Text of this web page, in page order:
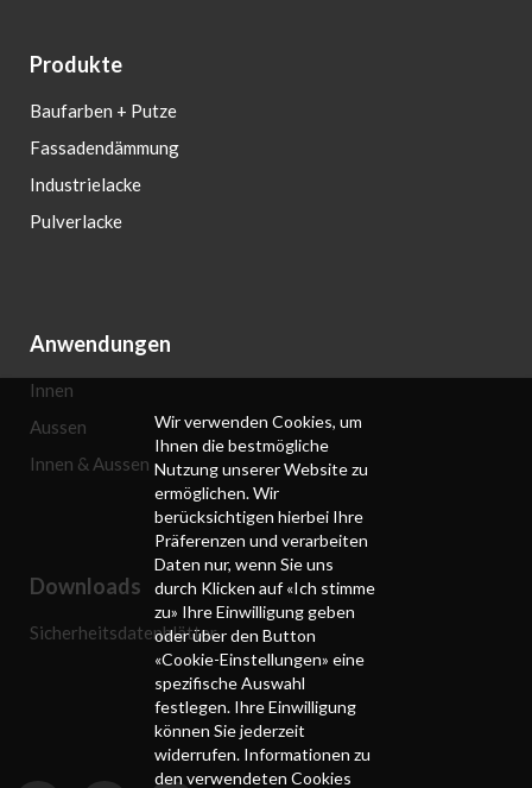
Produkte
Baufarben + Putze
Fassadendämmung
Industrielacke
Pulverlacke
Anwendungen
Innen
Aussen
Innen & Aussen
Downloads
Sicherheitsdatenblätter
Wir verwenden Cookies, um
Ihnen die bestmögliche
Nutzung unserer Website zu
ermöglichen. Wir
berücksichtigen hierbei Ihre
Präferenzen und verarbeiten
Daten nur, wenn Sie uns
durch Klicken auf «Ich stimme
zu» Ihre Einwilligung geben
oder über den Button
«Cookie-Einstellungen» eine
spezifische Auswahl
festlegen. Ihre Einwilligung
können Sie jederzeit
widerrufen. Informationen zu
den verwendeten Cookies